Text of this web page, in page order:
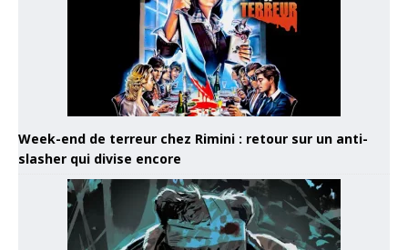
Week-end de terreur chez Rimini : retour sur un anti-
slasher qui divise encore